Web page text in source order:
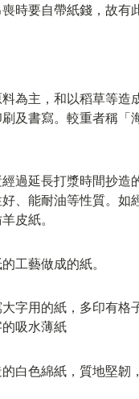
時要自帶紙錢，故有
為主，和以稻草等造
及書寫。較重者稱「
過延長打漿時間抄造
、能耐油等性質。如
皮紙。
工藝做成的紙。
字用的紙，多印有格
吸水薄紙
白色綿紙，質地堅韌